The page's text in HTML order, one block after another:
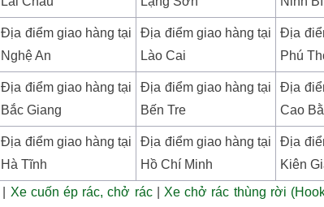
Địa điểm giao hàng tại
Nghệ An
Địa điểm giao hàng tại
Lào Cai
Địa
Phú
Địa điểm giao hàng tại
Bắc Giang
Địa điểm giao hàng tại
Bến Tre
Địa
Cao
Địa điểm giao hàng tại
Hà Tĩnh
Địa điểm giao hàng tại
Hồ Chí Minh
Địa
Kiên
Xe cuốn ép rác, chở rác| Xe chở rác thùng rời